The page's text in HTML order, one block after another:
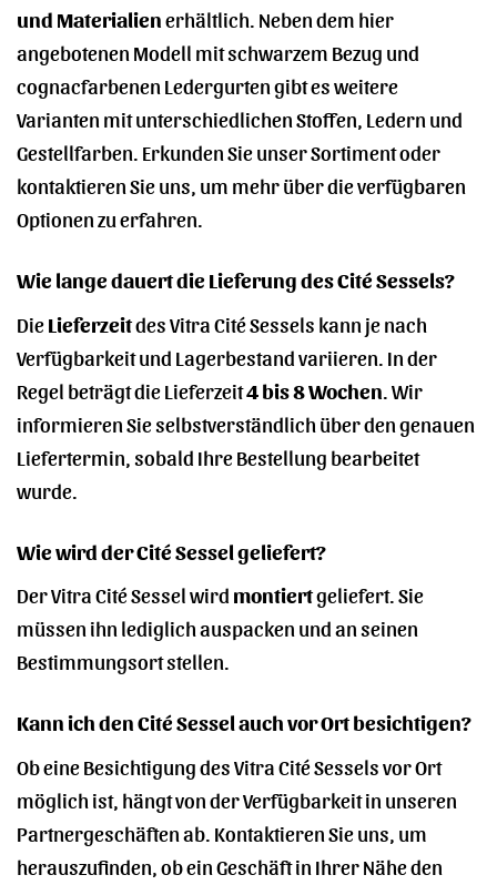
und Materialienerhältlich. Neben dem hier
angebotenen Modell mit schwarzem Bezug und
cognacfarbenen Ledergurten gibt es weitere
Varianten mit unterschiedlichen Stoffen, Ledern und
Gestellfarben. Erkunden Sie unser Sortiment oder
kontaktieren Sie uns, um mehr über die verfügbaren
Optionen zu erfahren.
Wie lange dauert die Lieferung des Cité Sessels?
DieLieferzeitdes Vitra Cité Sessels kann je nach
Verfügbarkeit und Lagerbestand variieren. In der
Regel beträgt die Lieferzeit4 bis 8 Wochen . Wir
informieren Sie selbstverständlich über den genauen
Liefertermin, sobald Ihre Bestellung bearbeitet
wurde.
Wie wird der Cité Sessel geliefert?
Der Vitra Cité Sessel wird montiertgeliefert. Sie
müssen ihn lediglich auspacken und an seinen
Bestimmungsort stellen.
Kann ich den Cité Sessel auch vor Ort besichtigen?
Ob eine Besichtigung des Vitra Cité Sessels vor Ort
möglich ist, hängt von der Verfügbarkeit in unseren
Partnergeschäften ab. Kontaktieren Sie uns, um
herauszufinden, ob ein Geschäft in Ihrer Nähe den